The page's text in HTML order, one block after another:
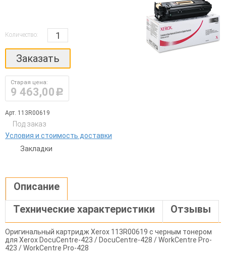
Количество:
Заказать
Старая цена:
9 463,00руб.
Арт. 113R00619
Под заказ
Условия и стоимость доставки
Закладки
Описание
Технические характеристики
Отзывы
Оригинальный картридж Xerox 113R00619 с черным тонером
для Xerox DocuCentre-423 / DocuCentre-428 / WorkCentre Pro-
423 / WorkCentre Pro-428